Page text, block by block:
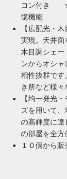
コン付き
憶機能
【広配光・
実現。天井面
木目調シェー
ンからオシ
相性抜群です
き所など様々
【均一発光
ズを用いて
の高輝度に達
の部屋を全方
１０個から